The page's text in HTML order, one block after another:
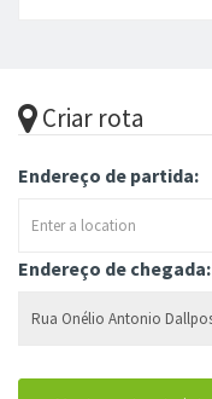
Criar rota
Endereço de partida:
Endereço de chegada: